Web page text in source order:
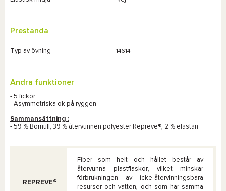
Prestanda
Typ av övning 14614
Andra funktioner
- 5 fickor
- Asymmetriska ok på ryggen
Sammansättning :
- 59 % Bomull, 39 % återvunnen polyester Repreve®, 2 % elastan
REPREVE®
Fiber som helt och hållet består av
återvunna plastflaskor, vilket minskar
förbrukningen av icke-återvinningsbara
resurser och vatten, och som har samma